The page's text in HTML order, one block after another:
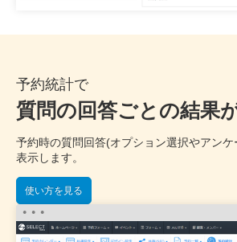
予約統計で
質問の回答ごとの結果
予約時の質問回答(オプション選択やアン
表示します。
使い方を見る